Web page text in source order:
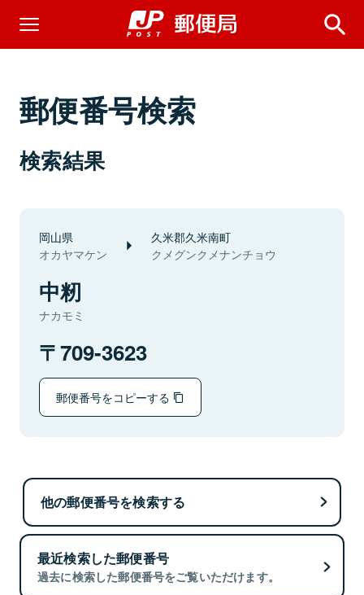
郵便番号検索
検索結果
岡山県
オカヤマケン
久米郡久米南町
クメグンクメナンチョウ
中籾
ナカモミ
709-3623
郵便番号をコピーする
他の郵便番号を検索する
最近検索した郵便番号
過去に検索した郵便番号をご覧いただけます。